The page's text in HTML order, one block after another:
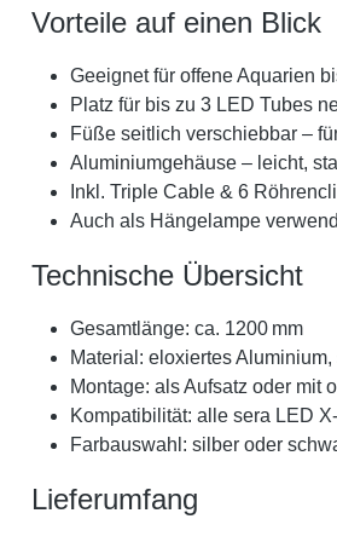
Vorteile auf einen Blick
Geeignet für offene Aquarien
Platz für bis zu 3 LED Tubes
Füße seitlich verschiebbar –
Aluminiumgehäuse – leicht,
Inkl. Triple Cable & 6
Auch als Hängelampe
Technische Übersicht
Gesamtlänge: ca. 1200 mm
Material: eloxiertes
Montage: als Aufsatz oder mit
Kompatibilität: alle sera LED
Farbauswahl: silber oder
Lieferumfang